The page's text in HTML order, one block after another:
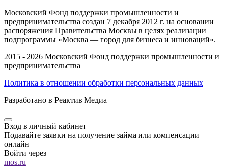
Московский Фонд поддержки промышленности и
предпринимательства создан 7 декабря 2012 г. на основании
распоряжения Правительства Москвы в целях реализации
подпрограммы «Москва — город для бизнеса и инноваций».
2015 - 2026 Московский Фонд поддержки промышленности и
предпринимательства
Политика в отношении обработки персональных данных
Разработано в Реактив Медиа
Вход в личный кабинет
Подавайте заявки на получение займа или компенсации
онлайн
Войти через
mos.ru